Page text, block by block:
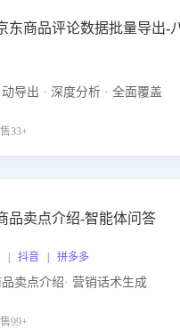
东商品评论数据批量导出-
导出 · 深度分析 · 全面覆盖
33+
品卖点介绍-智能体问答
| 抖音 | 拼多多
卖点介绍· 营销话术生成
99+